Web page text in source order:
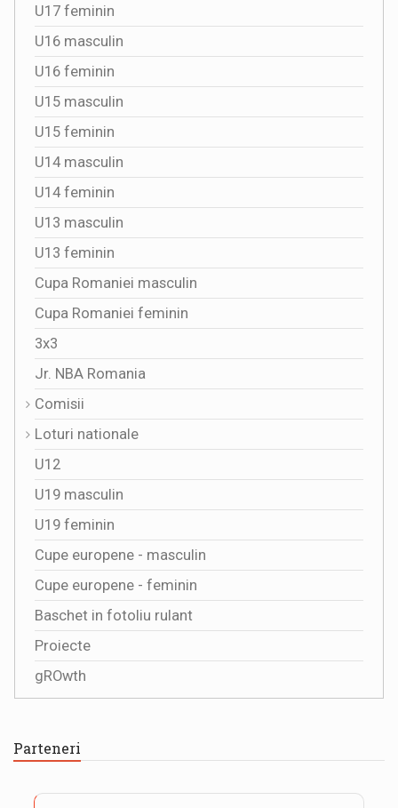
U17 feminin
U16 masculin
U16 feminin
U15 masculin
U15 feminin
U14 masculin
U14 feminin
U13 masculin
U13 feminin
Cupa Romaniei masculin
Cupa Romaniei feminin
3x3
Jr. NBA Romania
Comisii
Loturi nationale
U12
U19 masculin
U19 feminin
Cupe europene - masculin
Cupe europene - feminin
Baschet in fotoliu rulant
Proiecte
gROwth
Parteneri